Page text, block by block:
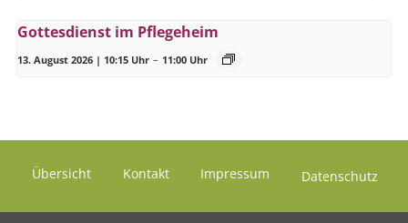
Gottesdienst im Pflegeheim
13. August 2026 | 10:15 Uhr – 11:00 Uhr
Übersicht Kontakt Impressum Datenschutz